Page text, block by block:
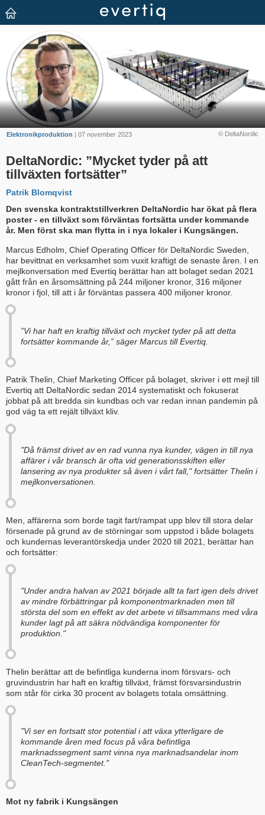
© DeltaNordic
Elektronikproduktion | 07 november 2023
DeltaNordic: ”Mycket tyder på att
tillväxten fortsätter”
Patrik Blomqvist
Den svenska kontraktstillverkren DeltaNordic har ökat på flera
poster - en tillväxt som förväntas fortsätta under kommande
år. Men först ska man flytta in i nya lokaler i Kungsängen.
Marcus Edholm, Chief Operating Officer för DeltaNordic Sweden,
har bevittnat en verksamhet som vuxit kraftigt de senaste åren. I en
mejlkonversation med Evertiq berättar han att bolaget sedan 2021
gått från en årsomsättning på 244 miljoner kronor, 316 miljoner
kronor i fjol, till att i år förväntas passera 400 miljoner kronor.
”Vi har haft en kraftig tillväxt och mycket tyder på att detta
fortsätter kommande år,” säger Marcus till Evertiq.
Patrik Thelin, Chief Marketing Officer på bolaget, skriver i ett mejl till
Evertiq att DeltaNordic sedan 2014 systematiskt och fokuserat
jobbat på att bredda sin kundbas och var redan innan pandemin på
god väg ta ett rejält tillväxt kliv.
"Då främst drivet av en rad vunna nya kunder, vägen in till nya
affärer i vår bransch är ofta vid generationsskiften eller
lansering av nya produkter så även i vårt fall," fortsätter Thelin i
mejlkonversationen.
Men, affärerna som borde tagit fart/rampat upp blev till stora delar
försenade på grund av de störningar som uppstod i både bolagets
och kundernas leverantörskedja under 2020 till 2021, berättar han
och fortsätter:
"Under andra halvan av 2021 började allt ta fart igen dels drivet
av mindre förbättringar på komponentmarknaden men till
största del som en effekt av det arbete vi tillsammans med våra
kunder lagt på att säkra nödvändiga komponenter för
produktion."
Thelin berättar att de befintliga kunderna inom försvars- och
gruvindustrin har haft en kraftig tillväxt, främst försvarsindustrin
som står för cirka 30 procent av bolagets totala omsättning.
"Vi ser en fortsatt stor potential i att växa ytterligare de
kommande åren med focus på våra befintliga
marknadssegment samt vinna nya marknadsandelar inom
CleanTech-segmentet."
Mot ny fabrik i Kungsängen